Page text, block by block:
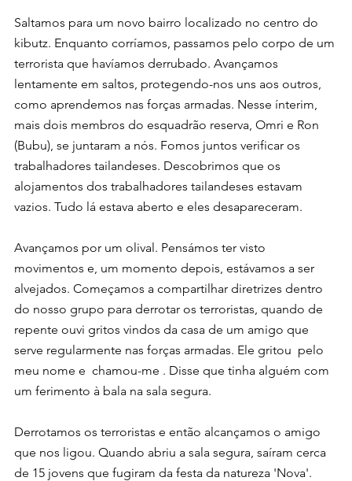
Saltamos para um novo bairro localizado no centro do
kibutz. Enquanto corríamos, passamos pelo corpo de um
terrorista que havíamos derrubado. Avançamos
lentamente em saltos, protegendo-nos uns aos outros,
como aprendemos nas forças armadas. Nesse ínterim,
mais dois membros do esquadrão reserva, Omri e Ron
(Bubu), se juntaram a nós. Fomos juntos verificar os
trabalhadores tailandeses. Descobrimos que os
alojamentos dos trabalhadores tailandeses estavam
vazios. Tudo lá estava aberto e eles desapareceram.
Avançamos por um olival. Pensámos ter visto
movimentos e, um momento depois, estávamos a ser
alvejados. Começamos a compartilhar diretrizes dentro
do nosso grupo para derrotar os terroristas, quando de
repente ouvi gritos vindos da casa de um amigo que
serve regularmente nas forças armadas. Ele gritou  pelo
meu nome e  chamou-me . Disse que tinha alguém com
um ferimento à bala na sala segura.
Derrotamos os terroristas e então alcançamos o amigo
que nos ligou. Quando abriu a sala segura, saíram cerca
de 15 jovens que fugiram da festa da natureza 'Nova'.